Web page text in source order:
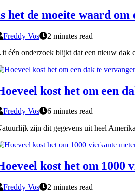
het de moeite waard
Freddy Vos
2 minutes read
één onderzoek blijkt dat een nieuw dak
kost het om een
Freddy Vos
6 minutes read
zijn dit gegevens uit heel
kost het om 1000
Freddy Vos
2 minutes read